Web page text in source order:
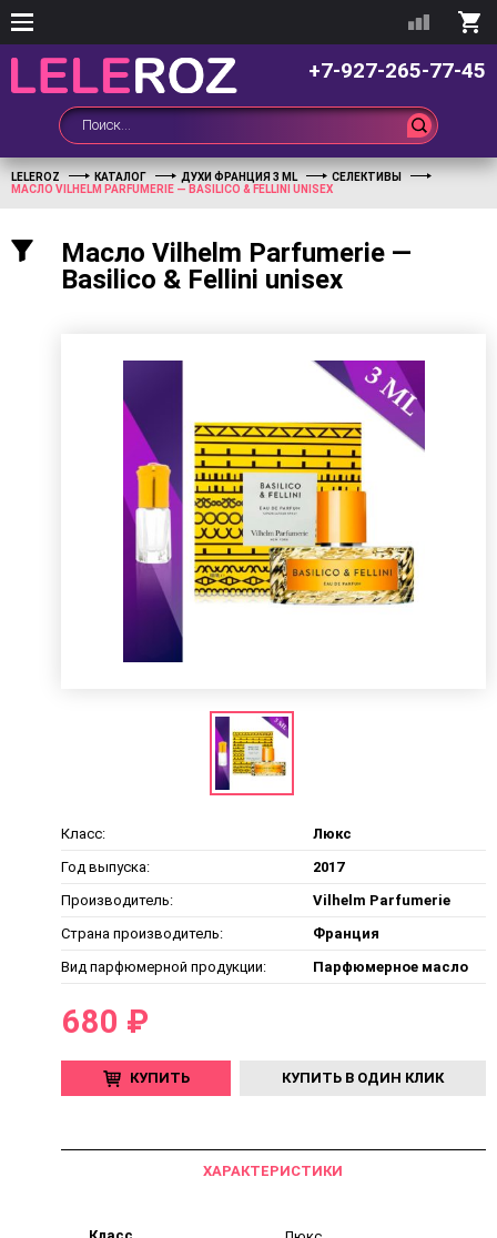
+7-927-265-77-45
LELEROZ КАТАЛОГ ДУХИ ФРАНЦИЯ 3 ML
СЕЛЕКТИВЫ
МАСЛО VILHELM PARFUMERIE — BASILICO & FELLINI UNISEX
Масло Vilhelm Parfumerie —
Basilico & Fellini unisex
Класс:
Люкс
Год выпуска:
2017
Производитель:
Vilhelm Parfumerie
Страна производитель:
Франция
Вид парфюмерной продукции:
Парфюмерное масло
680 ₽
КУПИТЬ КУПИТЬ В ОДИН КЛИК
ХАРАКТЕРИСТИКИ